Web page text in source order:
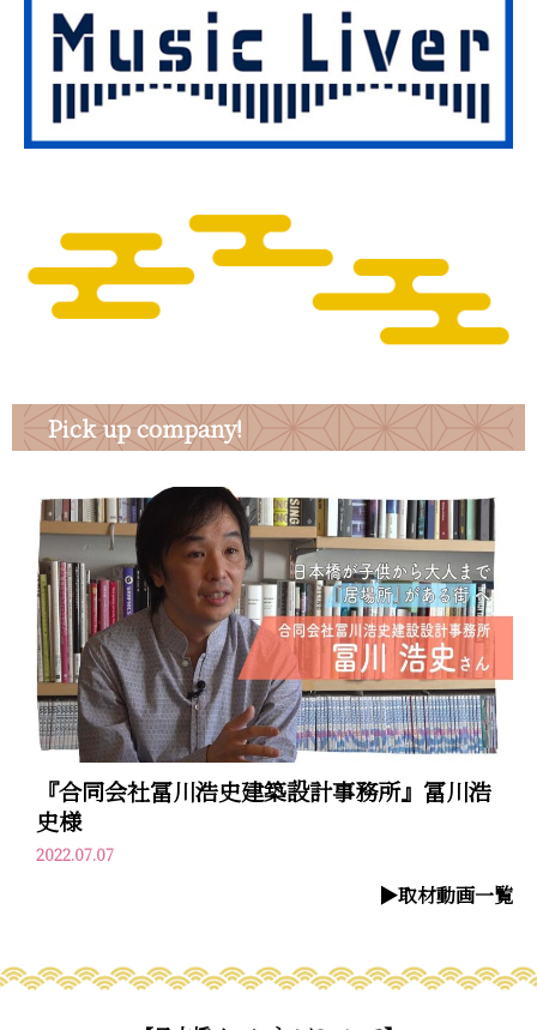
Pick up company!
『合同会社冨川浩史建築設計事務所』冨川浩
史様
2022.07.07
▶︎取材動画一覧